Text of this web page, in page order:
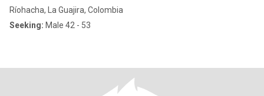
Ríohacha, La Guajira, Colombia
Seeking: Male 42 - 53